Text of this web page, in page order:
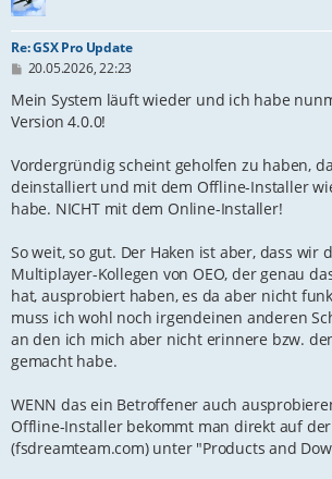
Re: GSX Pro Update
B
i
r
g
20.05.2026, 22:23
Mein System läuft wieder und ich habe
Version 4.0.0!
Vordergründig scheint geholfen zu haben,
deinstalliert und mit dem Offline-Installer
habe. NICHT mit dem Online-Installer!
So weit, so gut. Der Haken ist aber, dass wir
Multiplayer-Kollegen von OEO, der genau
hat, ausprobiert haben, es da aber nicht
muss ich wohl noch irgendeinen anderen
an den ich mich aber nicht erinnere bzw.
gemacht habe.
WENN das ein Betroffener auch
Offline-Installer bekommt man direkt auf der
(fsdreamteam.com) unter "Products and